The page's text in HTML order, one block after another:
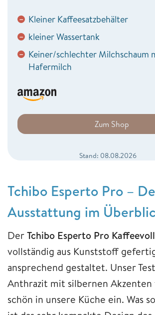
− Kleiner Kaffeesatzbehälter
− kleiner Wassertank
− Keiner/schlechter Milchschaum
Hafermilch
Zum Shop
Stand: 08.08.2026
Tchibo Esperto Pro –
Ausstattung im
DerTchibo Esperto Pro
vollständig aus Kunststoff
ansprechend gestaltet. Unser
Anthrazit mit silbernen Akzenten
schön in unsere Küche ein. Was